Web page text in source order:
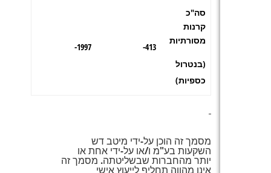
סה"כ
קרנות
מסורתיות
(בנטרול
כספיות)
413-
1997-
מסמך זה הוכן על-ידי מיטב דש
השקעות בע"מ ו/או על-ידי אחת או
יותר מהחברות שבשליטתה. מסמך זה
אינו מהווה תחליף לייעוץ אישי